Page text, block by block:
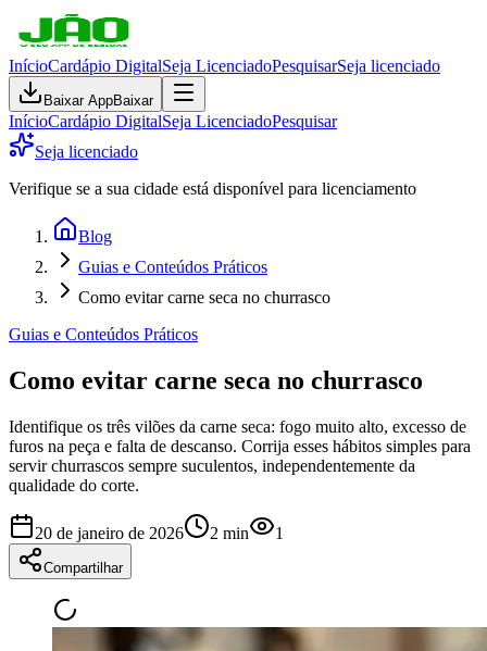
InícioCardápio DigitalSeja LicenciadoPesquisarSeja licenciado
Baixar AppBaixar
InícioCardápio DigitalSeja LicenciadoPesquisar
Seja licenciado
Verifique se a sua cidade está disponível para licenciamento
Blog
Guias e Conteúdos Práticos
Como evitar carne seca no churrasco
Guias e Conteúdos Práticos
Como evitar carne seca no churrasco
Identifique os três vilões da carne seca: fogo muito alto, excesso de
furos na peça e falta de descanso. Corrija esses hábitos simples para
servir churrascos sempre suculentos, independentemente da
qualidade do corte.
20 de janeiro de 2026 2 min 1
Compartilhar